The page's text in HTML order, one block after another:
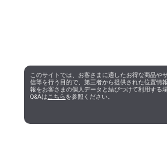
このサイトでは、お客さまに適したお得な商品や
信等を行う目的で、第三者から提供された位置情
報をお客さまの個人データと結びつけて利用する
Q&Aは こちらを参照ください。